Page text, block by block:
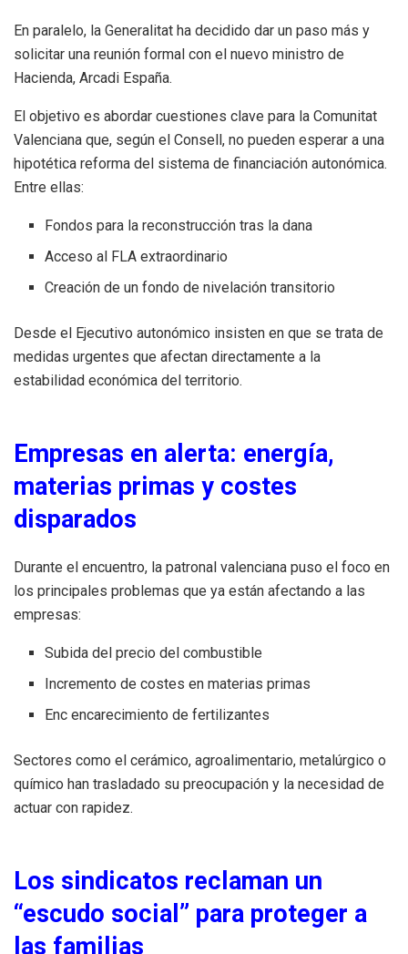
En paralelo, la Generalitat ha decidido dar un paso más y
solicitar una reunión formal con el nuevo ministro de
Hacienda, Arcadi España.
El objetivo es abordar cuestiones clave para la Comunitat
Valenciana que, según el Consell, no pueden esperar a una
hipotética reforma del sistema de financiación autonómica.
Entre ellas:
Fondos para la reconstrucción tras la dana
Acceso al FLA extraordinario
Creación de un fondo de nivelación transitorio
Desde el Ejecutivo autonómico insisten en que se trata de
medidas urgentes que afectan directamente a la
estabilidad económica del territorio.
Empresas en alerta: energía,
materias primas y costes
disparados
Durante el encuentro, la patronal valenciana puso el foco en
los principales problemas que ya están afectando a las
empresas:
Subida del precio del combustible
Incremento de costes en materias primas
Enc encarecimiento de fertilizantes
Sectores como el cerámico, agroalimentario, metalúrgico o
químico han trasladado su preocupación y la necesidad de
actuar con rapidez.
Los sindicatos reclaman un
“escudo social” para proteger a
las familias